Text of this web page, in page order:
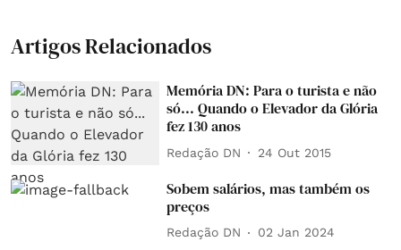
Artigos Relacionados
Memória DN: Para o turista e não
só... Quando o Elevador da Glória
fez 130 anos
Redação DN 24 Out 2015
Sobem salários, mas também os
preços
Redação DN 02 Jan 2024